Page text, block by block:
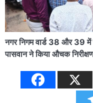
नगर निगम वार्ड 38 और 39 में
पासवान ने किया औचक